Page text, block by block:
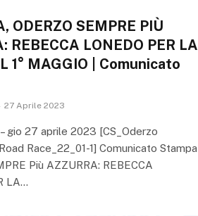
ODERZO SEMPRE PIÙ
REBECCA LONEDO PER LA
1° MAGGIO | Comunicato
27 Aprile 2023
gio 27 aprile 2023 [CS_Oderzo
Race_22_01-1] Comunicato Stampa
Più AZZURRA: REBECCA
LA…